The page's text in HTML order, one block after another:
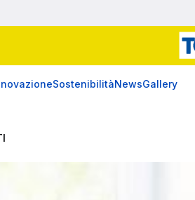
SostenibilitàNewsGallery